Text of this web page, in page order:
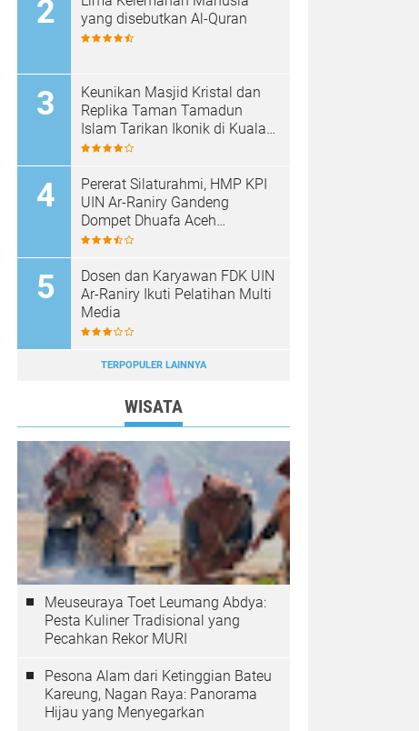
yang disebutkan Al-Quran
Keunikan Masjid Kristal dan
Replika Taman Tamadun
Islam Tarikan Ikonik di Kuala
Terengganu, Malaysia
Pererat Silaturahmi, HMP KPI
UIN Ar-Raniry Gandeng
Dompet Dhuafa Aceh
Sukseskan Communication
Dosen dan Karyawan FDK UIN
Ar-Raniry Ikuti Pelatihan Multi
Media
TERPOPULER LAINNYA
WISATA
Meuseuraya Toet Leumang Abdya:
Pesta Kuliner Tradisional yang
Pecahkan Rekor MURI
Pesona Alam dari Ketinggian Bateu
Kareung, Nagan Raya: Panorama
Hijau yang Menyegarkan